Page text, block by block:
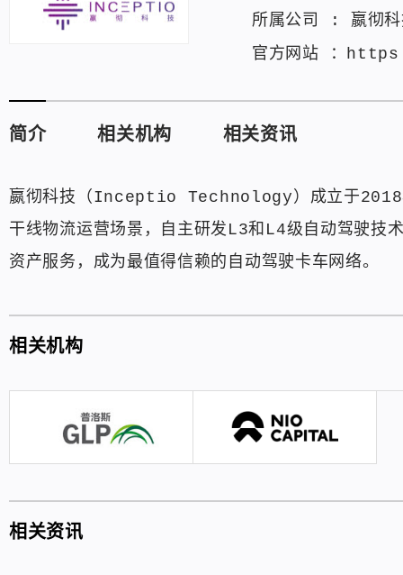
所属公司 : 嬴彻
官方网站 ：
简介 相关机构 相关资讯
嬴彻科技（Inceptio Technology）成立于2018年
干线物流运营场景，自主研发L3和L4级自动驾驶技
资产服务，成为最值得信赖的自动驾驶卡车网络。
相关机构
相关资讯